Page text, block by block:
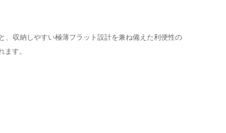
収納しやすい極薄フラット設計を兼ね備えた利便性の
す。